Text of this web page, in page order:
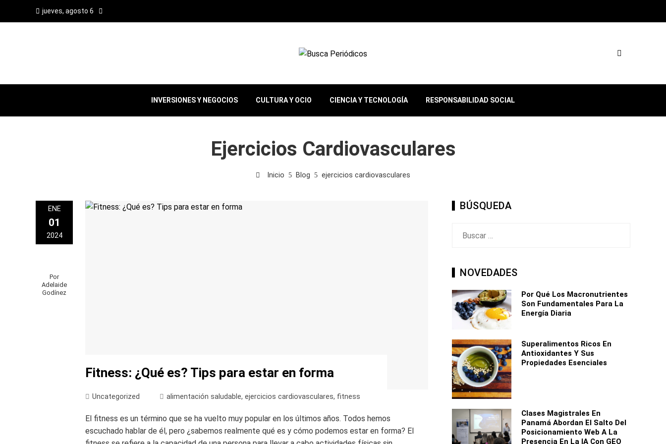
jueves, agosto 6
INVERSIONES Y NEGOCIOS CULTURA Y OCIO CIENCIA Y TECNOLOGÍA RESPONSABILIDAD SOCIAL
Ejercicios Cardiovasculares
Inicio Blog ejercicios cardiovasculares
ENE
01
2024
Por
Adelaide
Godínez
Fitness: ¿Qué es? Tips para estar en forma
Uncategorized alimentación saludable, ejercicios cardiovasculares, fitness
El fitness es un término que se ha vuelto muy popular en los últimos años. Todos hemos
escuchado hablar de él, pero ¿sabemos realmente qué es y cómo podemos estar en forma? El
BÚSQUEDA
NOVEDADES
Por Qué Los Macronutrientes
Son Fundamentales Para La
Energía Diaria
Superalimentos Ricos En
Antioxidantes Y Sus
Propiedades Esenciales
Clases Magistrales En
Panamá Abordan El Salto Del
Posicionamiento Web A La
Presencia En La IA Con GEO